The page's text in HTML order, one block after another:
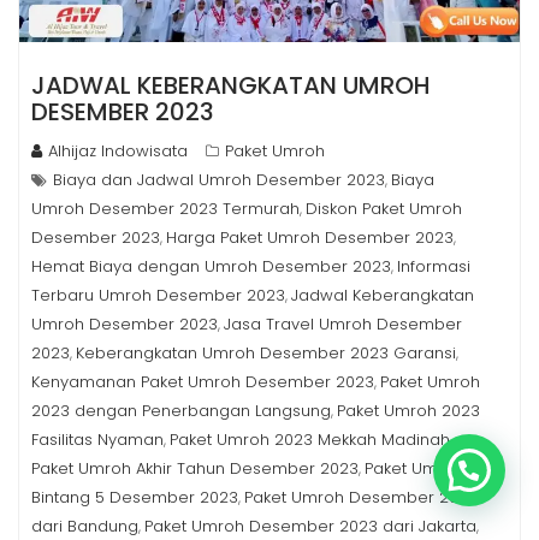
JADWAL KEBERANGKATAN UMROH
DESEMBER 2023
Alhijaz Indowisata
Paket Umroh
Biaya dan Jadwal Umroh Desember 2023, Biaya
Umroh Desember 2023 Termurah, Diskon Paket Umroh
Desember 2023, Harga Paket Umroh Desember 2023,
Hemat Biaya dengan Umroh Desember 2023, Informasi
Terbaru Umroh Desember 2023,Jadwal Keberangkatan
Umroh Desember 2023,Jasa Travel Umroh Desember
2023, Keberangkatan Umroh Desember 2023 Garansi,
Kenyamanan Paket Umroh Desember 2023, Paket Umroh
2023 dengan Penerbangan Langsung, Paket Umroh 2023
Fasilitas Nyaman, Paket Umroh 2023 Mekkah Madinah,
Paket Umroh Akhir Tahun Desember 2023, Paket Umroh
Bintang 5 Desember 2023, Paket Umroh Desember 2023
dari Bandung, Paket Umroh Desember 2023 dari Jakarta,
Bisa kami bantu ?